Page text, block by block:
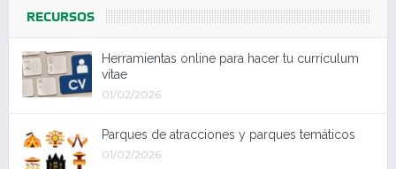
RECURSOS
Herramientas online para hacer tu currículum
vítae
01/02/2026
Parques de atracciones y parques temáticos
01/02/2026